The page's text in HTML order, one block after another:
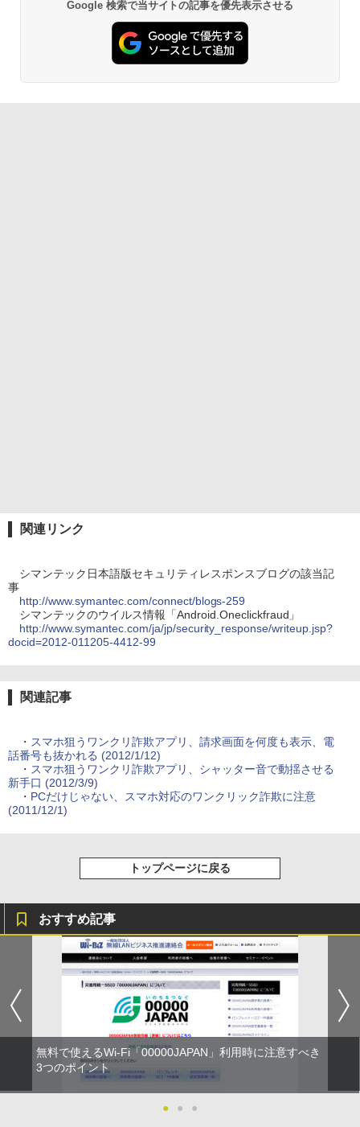
Google 検索で当サイトの記事を優先表示させる
関連リンク
シマンテック日本語版セキュリティレスポンスブログの該当記
事
http://www.symantec.com/connect/blogs-259
シマンテックのウイルス情報「Android.Oneclickfraud」
http://www.symantec.com/ja/jp/security_response/writeup.jsp?
docid=2012-011205-4412-99
関連記事
・ スマホ狙うワンクリ詐欺アプリ、請求画面を何度も表示、電
話番号も抜かれる (2012/1/12)
・ スマホ狙うワンクリ詐欺アプリ、シャッター音で動揺させる
新手口 (2012/3/9)
・ PCだけじゃない、スマホ対応のワンクリック詐欺に注意
(2011/12/1)
トップページに戻る
おすすめ記事
無料で使えるWi-Fi「00000JAPAN」利用時に注意すべき
3つのポイント
● ● ●